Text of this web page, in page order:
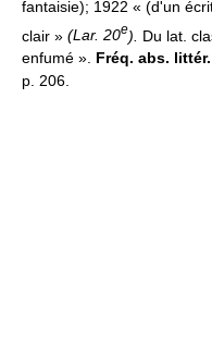
fantaisie); 1922 « (d'un
clair » (Lar. 20e). Du lat.
enfumé ». Fréq. abs.
p. 206.